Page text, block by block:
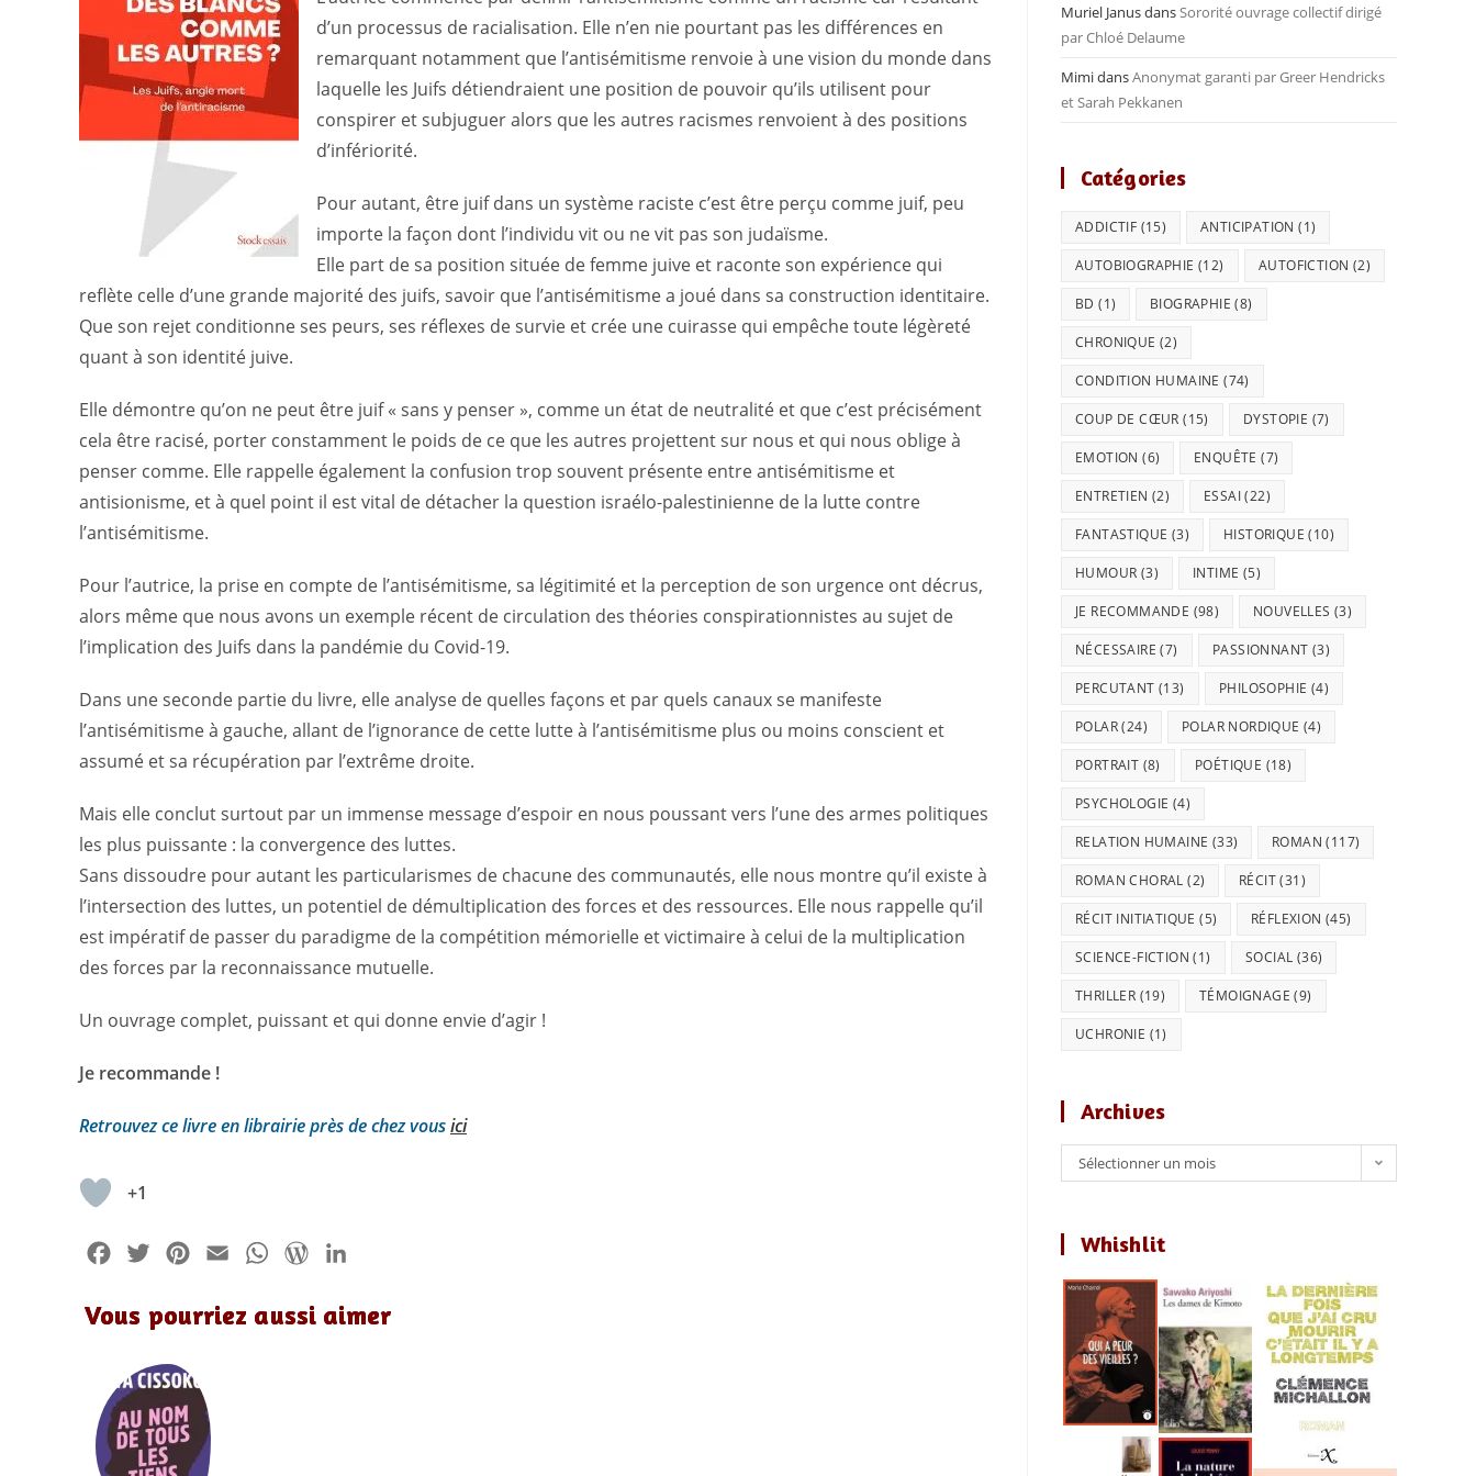
d’un processus de racialisation. Elle n’en nie pourtant pas les différences en
remarquant notamment que l’antisémitisme renvoie à une vision du monde dans
laquelle les Juifs détiendraient une position de pouvoir qu’ils utilisent pour
conspirer et subjuguer alors que les autres racismes renvoient à des positions
d’infériorité.
Pour autant, être juif dans un système raciste c’est être perçu comme juif, peu
importe la façon dont l’individu vit ou ne vit pas son judaïsme.
Elle part de sa position située de femme juive et raconte son expérience qui
reflète celle d’une grande majorité des juifs, savoir que l’antisémitisme a joué dans sa construction identitaire.
Que son rejet conditionne ses peurs, ses réflexes de survie et crée une cuirasse qui empêche toute légèreté
quant à son identité juive.
Elle démontre qu’on ne peut être juif « sans y penser », comme un état de neutralité et que c’est précisément
cela être racisé, porter constamment le poids de ce que les autres projettent sur nous et qui nous oblige à
penser comme. Elle rappelle également la confusion trop souvent présente entre antisémitisme et
antisionisme, et à quel point il est vital de détacher la question israélo-palestinienne de la lutte contre
l’antisémitisme.
Pour l’autrice, la prise en compte de l’antisémitisme, sa légitimité et la perception de son urgence ont décrus,
alors même que nous avons un exemple récent de circulation des théories conspirationnistes au sujet de
l’implication des Juifs dans la pandémie du Covid-19.
Dans une seconde partie du livre, elle analyse de quelles façons et par quels canaux se manifeste
l’antisémitisme à gauche, allant de l’ignorance de cette lutte à l’antisémitisme plus ou moins conscient et
assumé et sa récupération par l’extrême droite.
Mais elle conclut surtout par un immense message d’espoir en nous poussant vers l’une des armes politiques
les plus puissante : la convergence des luttes.
Sans dissoudre pour autant les particularismes de chacune des communautés, elle nous montre qu’il existe à
l’intersection des luttes, un potentiel de démultiplication des forces et des ressources. Elle nous rappelle qu’il
est impératif de passer du paradigme de la compétition mémorielle et victimaire à celui de la multiplication
des forces par la reconnaissance mutuelle.
Un ouvrage complet, puissant et qui donne envie d’agir !
Je recommande !
Retrouvez ce livre en librairie près de chez vousici
+1
c
b
o
o
i
t
e
r
n
e
s
a
W
a
W
r
n
Vous pourriez aussi aimer
Muriel JanusdansSororité ouvrage collectif dirigé
par Chloé Delaume
MimidansAnonymat garanti par Greer Hendricks
et Sarah Pekkanen
Catégories
ADDICTIF (15) ANTICIPATION (1)
AUTOBIOGRAPHIE (12) AUTOFICTION (2)
BD (1) BIOGRAPHIE (8)
CHRONIQUE (2)
CONDITION HUMAINE (74)
COUP DE CŒUR (15) DYSTOPIE (7)
EMOTION (6) ENQUÊTE (7)
ENTRETIEN (2) ESSAI(22)
FANTASTIQUE (3) HISTORIQUE (10)
HUMOUR (3) INTIME (5)
JE RECOMMANDE (98) NOUVELLES (3)
NÉCESSAIRE (7) PASSIONNANT (3)
PERCUTANT (13) PHILOSOPHIE (4)
POLAR(24) POLAR NORDIQUE (4)
PORTRAIT (8) POÉTIQUE (18)
PSYCHOLOGIE (4)
RELATION HUMAINE (33) ROMAN (117)
ROMAN CHORAL (2) RÉCIT(31)
RÉCIT INITIATIQUE (5) RÉFLEXION (45)
SCIENCE-FICTION (1) SOCIAL (36)
THRILLER (19) TÉMOIGNAGE (9)
UCHRONIE (1)
Archives
Archives
Sélectionner un mois
Whishlit